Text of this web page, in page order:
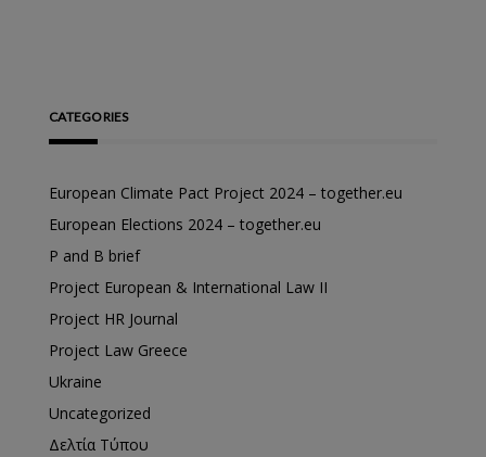
CATEGORIES
European Climate Pact Project 2024 – together.eu
European Elections 2024 – together.eu
P and B brief
Project European & International Law II
Project HR Journal
Project Law Greece
Ukraine
Uncategorized
Δελτία Τύπου